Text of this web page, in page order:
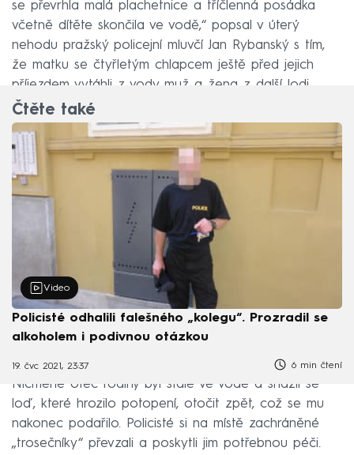
se převrhla malá plachetnice a tříčlenná posádka
včetně dítěte skončila ve vodě,“ popsal v úterý
nehodu pražský policejní mluvčí Jan Rybanský s tím,
že matku se čtyřletým chlapcem ještě před jejich
příjezdem vytáhli z vody muž a žena z další lodi.
Čtěte také
Video
Policisté odhalili falešného „kolegu“. Prozradil se
alkoholem i podivnou otázkou
19. čvc 2021, 23:37 6 min čtení
Nicméně otec rodiny byl stále ve vodě a snažil se
loď, které hrozilo potopení, otočit zpět, což se mu
nakonec podařilo. Policisté si na místě zachráněné
„trosečníky“ převzali a poskytli jim potřebnou péči.